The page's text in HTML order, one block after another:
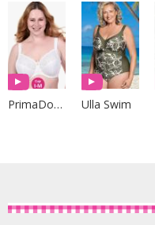
PrimaDonna Lingerie Ulla Swim